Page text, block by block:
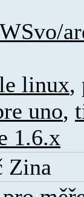
linux,
uno,
1.6.x
Zina